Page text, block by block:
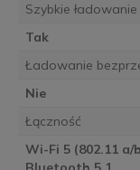
Szybkie ładowanie
Tak
Ładowanie
Nie
Łączność
Wi-Fi 5 (802.11 a/